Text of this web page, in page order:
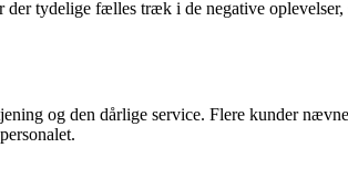
der tydelige fælles træk i de negative
og den dårlige service. Flere kunder